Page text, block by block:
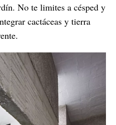
No te limites a césped y
cactáceas y tierra